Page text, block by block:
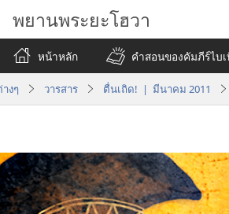
พยานพระยะโฮวา
หน้าหลัก
คำสอนของคัมภีร์ไบ
งๆ วารสาร ตื่นเถิด! | มีนาคม 2011